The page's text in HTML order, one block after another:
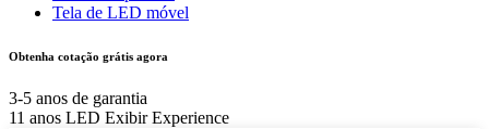
Tela de LED móvel
Obtenha cotação grátis agora
3-5 anos de garantia
11 anos LED Exibir Experience